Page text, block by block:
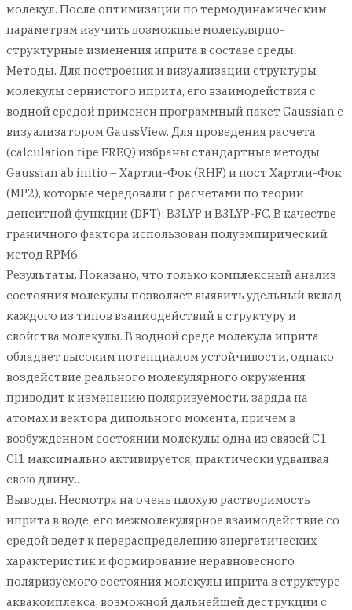
молекул. После оптимизации по термодинамическим
параметрам изучить возможные молекулярно-
структурные изменения иприта в составе среды.
Методы. Для построения и визуализации структуры
молекулы сернистого иприта, его взаимодействия с
водной средой применен программный пакет Gaussian с
визуализатором GaussView. Для проведения расчета
(calculation tipe FREQ) избраны стандартные методы
Gaussian ab initio – Хартли-Фок (RHF) и пост Хартли-Фок
(MP2), которые чередовали с расчетами по теории
денситной функции (DFT): B3LYP и B3LYP-FC. В качестве
граничного фактора использован полуэмпирический
метод RPM6.
Результаты. Показано, что только комплексный анализ
состояния молекулы позволяет выявить удельный вклад
каждого из типов взаимодействий в структуру и
свойства молекулы. В водной среде молекула иприта
обладает высоким потенциалом устойчивости, однако
воздействие реального молекулярного окружения
приводит к изменению поляризуемости, заряда на
атомах и вектора дипольного момента, причем в
возбужденном состоянии молекулы одна из связей С1 -
Cl1 максимально активируется, практически удваивая
свою длину..
Выводы. Несмотря на очень плохую растворимость
иприта в воде, его межмолекулярное взаимодействие со
средой ведет к перераспределению энергетических
характеристик и формирование неравновесного
поляризуемого состояния молекулы иприта в структуре
аквакомплекса, возможной дальнейшей деструкции с